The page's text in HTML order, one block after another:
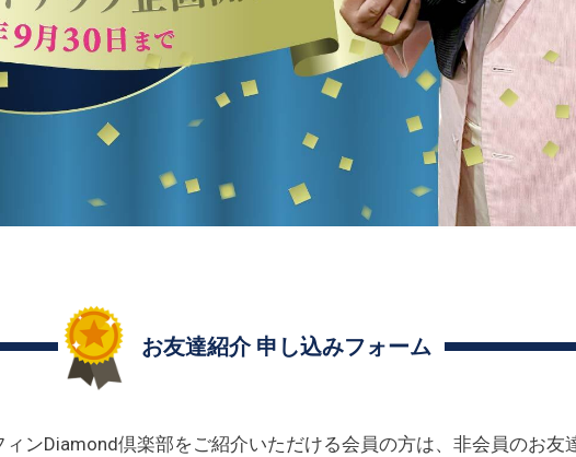
お友達紹介 申し込みフォーム
ィンDiamond倶楽部をご紹介いただける会員の方は、非会員のお友